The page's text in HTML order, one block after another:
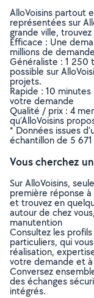
AlloVoisins partout
représentées sur
grande ville,
Efficace : Une
millions de
Généraliste : 1
possible sur
projets.
Rapide : 10
votre demande
Qualité / prix : 4
qu’AlloVoisins
* Données issues
échantillon de 5
Vous cherchez
Sur AlloVoisins,
première réponse
et trouvez en
autour de chez
manutention
Consultez les
particuliers, qui
réalisation,
votre demande et
Conversez
des échanges
intégrés.